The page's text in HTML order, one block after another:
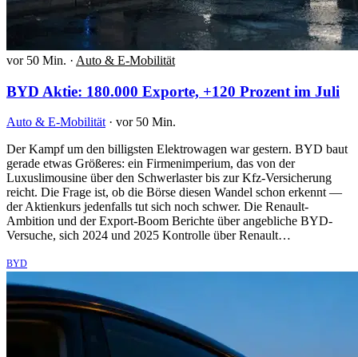
vor 50 Min. · Auto & E-Mobilität
BYD Aktie: 180.000 Exporte, +120 Prozent im Juli
Auto & E-Mobilität · vor 50 Min.
Der Kampf um den billigsten Elektrowagen war gestern. BYD baut
gerade etwas Größeres: ein Firmenimperium, das von der
Luxuslimousine über den Schwerlaster bis zur Kfz-Versicherung
reicht. Die Frage ist, ob die Börse diesen Wandel schon erkennt —
der Aktienkurs jedenfalls tut sich noch schwer. Die Renault-
Ambition und der Export-Boom Berichte über angebliche BYD-
Versuche, sich 2024 und 2025 Kontrolle über Renault…
BYD